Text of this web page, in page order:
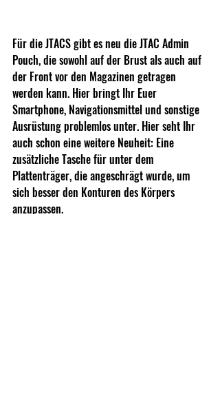
Für die JTACS gibt es neu die JTAC Admin
Pouch, die sowohl auf der Brust als auch auf
der Front vor den Magazinen getragen
werden kann. Hier bringt Ihr Euer
Smartphone, Navigationsmittel und sonstige
Ausrüstung problemlos unter. Hier seht Ihr
auch schon eine weitere Neuheit: Eine
zusätzliche Tasche für unter dem
Plattenträger, die angeschrägt wurde, um
sich besser den Konturen des Körpers
anzupassen.